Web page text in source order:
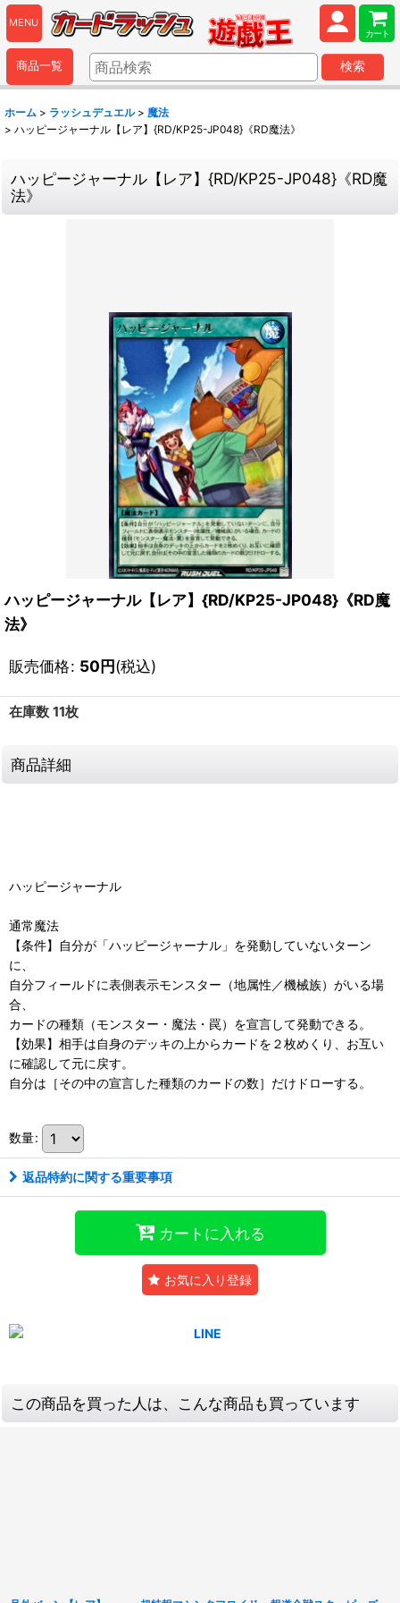
MENU
カート
商品一覧 検索
ホーム > ラッシュデュエル > 魔法
> ハッピージャーナル【レア】{RD/KP25-JP048}《RD魔法》
ハッピージャーナル【レア】{RD/KP25-JP048}《RD魔
法》
ハッピージャーナル【レア】{RD/KP25-JP048}《RD魔
法》
販売価格: 50円(税込)
在庫数 11枚
商品詳細
ハッピージャーナル
通常魔法
【条件】自分が「ハッピージャーナル」を発動していないターン
に、
自分フィールドに表側表示モンスター（地属性／機械族）がいる場
合、
カードの種類（モンスター・魔法・罠）を宣言して発動できる。
【効果】相手は自身のデッキの上からカードを２枚めくり、お互い
に確認して元に戻す。
自分は［その中の宣言した種類のカードの数］だけドローする。
数量:
返品特約に関する重要事項
カートに入れる
お気に入り登録
この商品を買った人は、こんな商品も買っています